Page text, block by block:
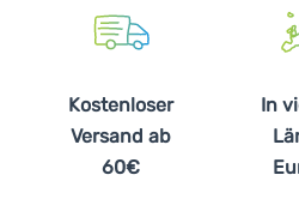
Kostenloser
Versand ab
60€
In